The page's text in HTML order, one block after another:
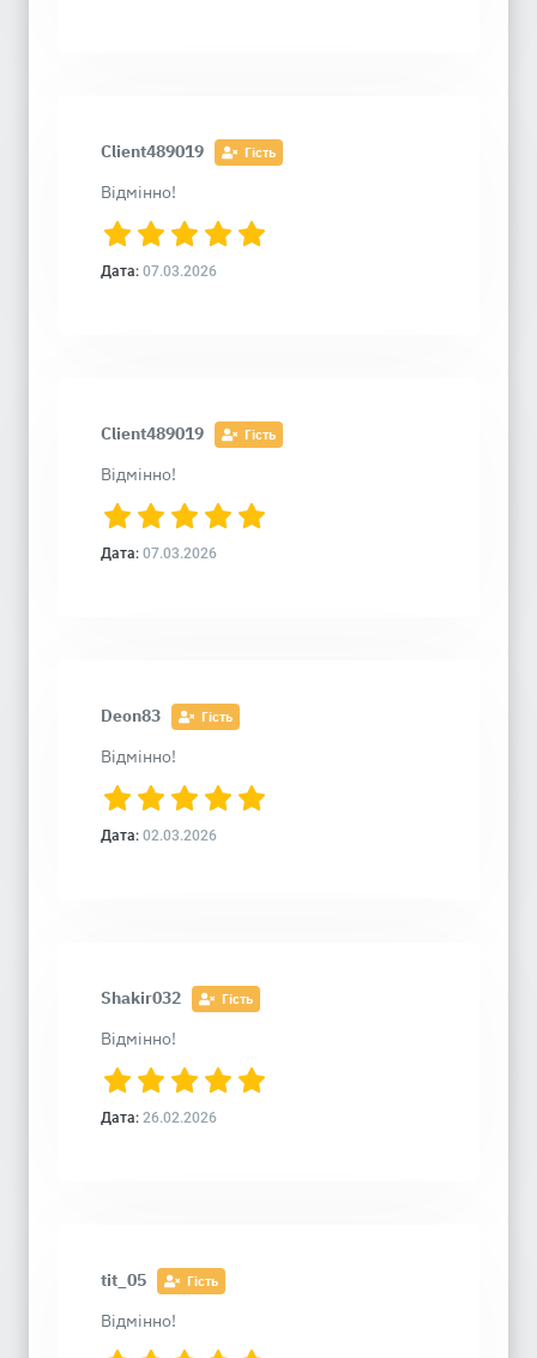
Client489019 Гість
Відмінно!
Дата: 07.03.2026
Client489019 Гість
Відмінно!
Дата: 07.03.2026
Deon83 Гість
Відмінно!
Дата: 02.03.2026
Shakir032 Гість
Відмінно!
Дата: 26.02.2026
tit_05 Гість
Відмінно!